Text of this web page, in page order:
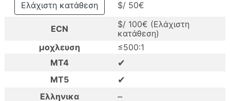
Ελάχιστη κατάθεση $/ 50€
ECN
$/ 100€ (Ελάχιστη
κατάθεση)
μοχλευση
≤500:1
MT4
✔
MT5 ✔
Ελληνικα –